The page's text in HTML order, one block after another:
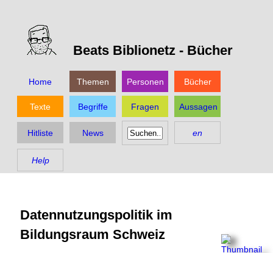
Beats Biblionetz - Bücher
Home Themen Personen Bücher
Texte Begriffe Fragen Aussagen
Hitliste News en
Help
Datennutzungspolitik im
Bildungsraum Schweiz